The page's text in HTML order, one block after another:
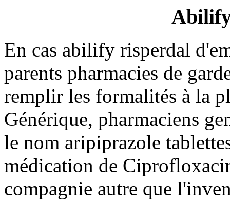
En cas abilify risperdal
parents pharmacies de
remplir les formalités à la
Générique, pharmaciens
le nom aripiprazole
médication de
compagnie autre que